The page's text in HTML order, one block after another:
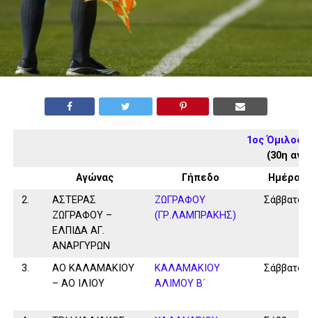
1ος Όμιλος
(30η
Αγώνας
Γήπεδο
Ημέρα
2.
ΑΣΤΕΡΑΣ
ΖΩΓΡΑΦΟΥ –
ΕΛΠΙΔΑ ΑΓ.
ΑΝΑΡΓΥΡΩΝ
ΖΩΓΡΑΦΟΥ
(ΓΡ.ΛΑΜΠΡΑΚΗΣ)
Σάββατο
3.
ΑΟ ΚΑΛΑΜΑΚΙΟΥ
– ΑΟ ΙΛΙΟΥ
ΚΑΛΑΜAKIOY
ΑΛΙΜΟΥ Β΄
Σάββατο